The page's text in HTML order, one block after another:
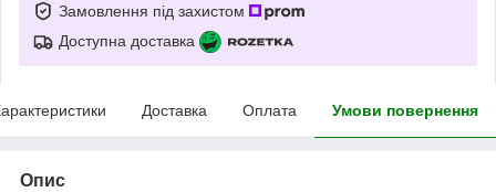
Замовлення під захистом
Доступна доставка
Доставка Оплата Умови повернення
Опис